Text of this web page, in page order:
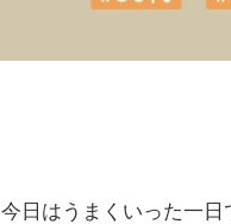
今日はうまくいった一日